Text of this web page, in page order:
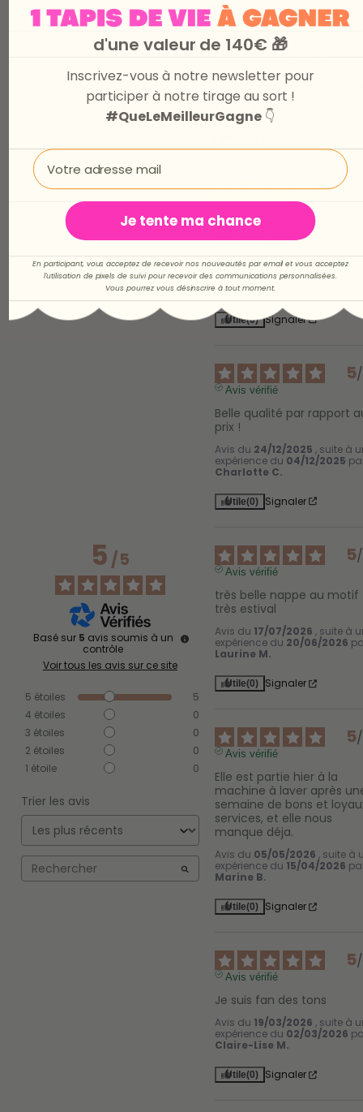
5
Avis vérifié
19/03/2026
expérience du02/03/2026
Claire-Lise M.
Très bon rapport qualité
Et motif très joli.
Avis du31/01/2026 , suite à
expérience du11/01/2026
Amélie D.
Utile(0) Signaler
5/
Avis vérifié
Belle qualité par rapport
prix !
Avis du 24/12/2025 , suite à
expérience du 04/12/2025
Charlotte C.
Utile(0) Signaler
5/5
Basé sur 5 avis soumis à un
contrôle
Voir tous les avis sur ce site
5 étoiles
5
4 étoiles
0
3 étoiles
0
2 étoiles
0
1 étoile 0
Trier les avis
5/
Avis vérifié
très belle nappe au motif
très estival
Avis du 17/07/2026 , suite à
expérience du 20/06/2026
Laurine M.
Utile(0) Signaler
5/
Avis vérifié
Elle est partie hier à la
machine à laver après
semaine de bons et
services, et elle nous
manque déja.
Avis du 05/05/2026 , suite à
expérience du 15/04/2026
Marine B.
Utile(0) Signaler
5/
Avis vérifié
Je suis fan des tons
Avis du 19/03/2026 , suite à
expérience du 02/03/2026
Claire-Lise M.
Utile(0) Signaler
d'une valeur de 140€ 🎁
Inscrivez-vous à notre newsletter pour
participer à notre tirage au sort !
#QueLeMeilleurGagne 👇
Email
Je tente ma chance
En participant, vous acceptez de recevoir nos nouveautés par email et vous acceptez
l'utilisation de pixels de suivi pour recevoir des communications personnalisées.
Vous pourrez vous désinscrire à tout moment.